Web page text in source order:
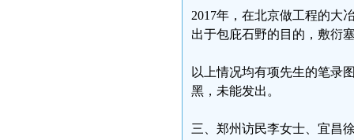
2017年，在北京做工程的大
出于包庇石野的目的，敷衍
以上情况均有项先生的笔录
黑，未能发出。
三、郑州访民李女士、宜昌